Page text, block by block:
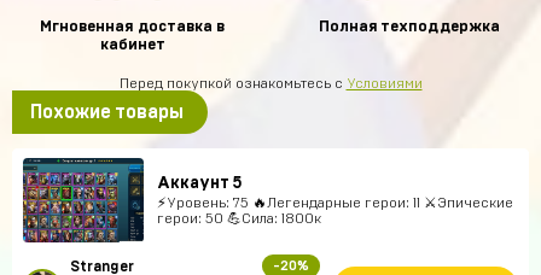
Мгновенная доставка в
кабинет
Полная техподдержка
Перед покупкой ознакомьтесь с Условиями
Похожие товары
Аккаунт 5
⚡Уровень: 75 🔥Легендарные герои: 11 ⚔️Эпические
герои: 50 💪Сила: 1800к
Stranger -20%